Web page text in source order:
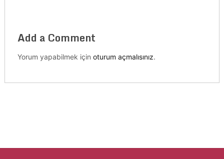
Add a Comment
Yorum yapabilmek için oturum açmalısınız.